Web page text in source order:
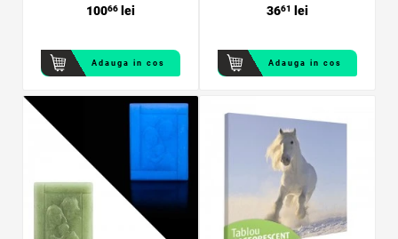
10066 lei
Adauga in cos
3661 lei
Adauga in cos